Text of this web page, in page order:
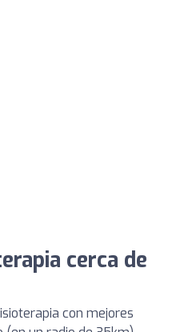
cerca de
con mejores